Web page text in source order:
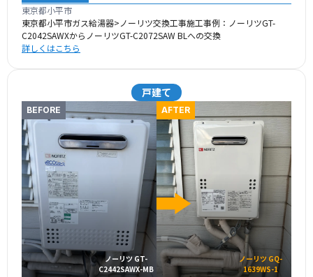
東京都小平市
東京都小平市ガス給湯器>ノーリツ交換工事施工事例：ノーリツGT-
C2042SAWXからノーリツGT-C2072SAW BLへの交換
詳しくはこちら
戸建て
BEFORE
ノーリツ GT-
C2442SAWX-MB
AFTER
ノーリツ GQ-
1639WS-1